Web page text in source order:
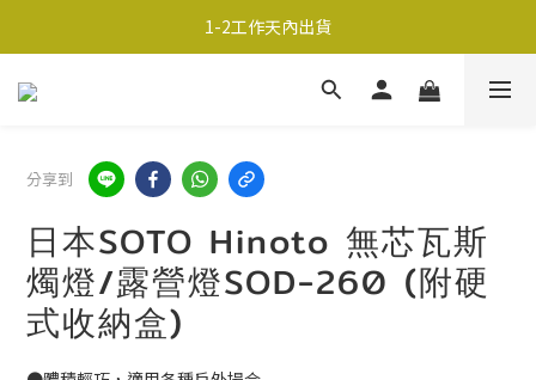
超商取貨690免運；宅配990免運
1-2工作天內出貨
分享到
日本SOTO Hinoto 無芯瓦斯
燭燈/露營燈SOD-260 (附硬
式收納盒)